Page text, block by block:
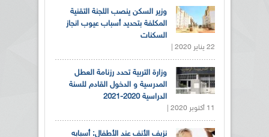
وزير السكن ينصب اللجنة التقنية
المكلفة بتحديد أسباب عيوب انجاز
السكنات
22 يناير 2020 |
وزارة التربية تحدد رزنامة العطل
المدرسية و الدخول القادم للسنة
الدراسية 2020-2021
11 أكتوبر 2020 |
نزيف الأنف عند الأطفال: أسبابه